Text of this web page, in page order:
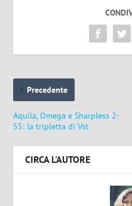
Precedente
Aquila, Omega e Sharpless 2-
55: la tripletta di Vst
CIRCA L'AUTORE